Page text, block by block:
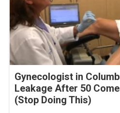
Gynecologist in
Leakage After 50
(Stop Doing This)